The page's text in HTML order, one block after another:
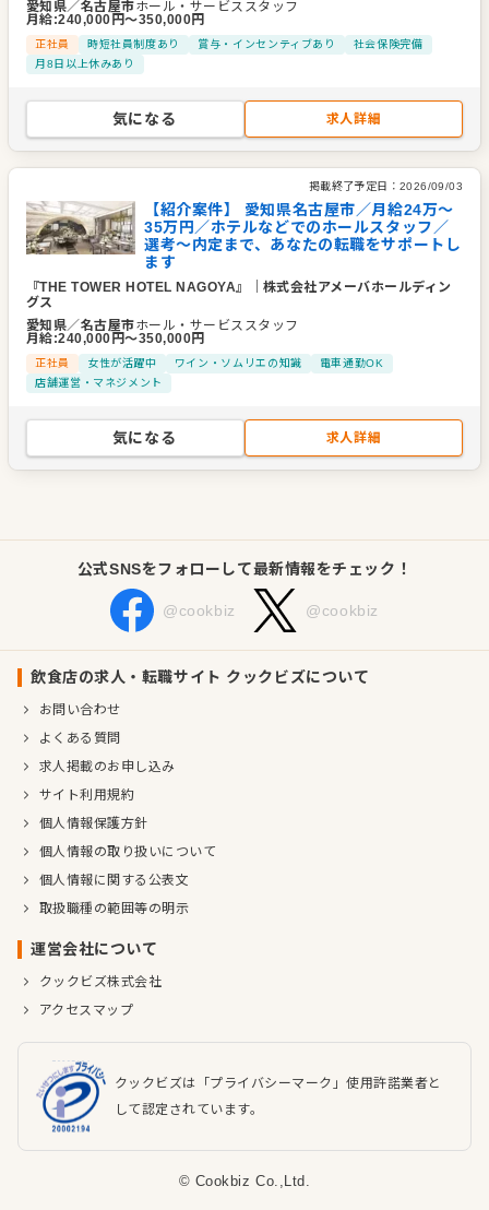
愛知県／名古屋市ホール・サービススタッフ
月給:240,000 円〜350,000円
正社員 時短社員制度あり 賞与・インセンティブあり
社会保険完備
月8日以上休みあり
気になる 求人詳細
掲載終了予定日： 2026/09/03
【紹介案件】 愛知県名古屋市／月給24万～
35万円／ホテルなどでのホールスタッフ／
選考～内定まで、あなたの転職をサポートし
ます
『THE TOWER HOTEL NAGOYA』 ｜株式会社アメーバホールディン
グス
愛知県／名古屋市ホール・サービススタッフ
月給:240,000 円〜350,000円
正社員 女性が活躍中 ワイン・ソムリエの知識
電車通勤OK
店舗運営・マネジメント
気になる 求人詳細
公式SNSをフォローして最新情報をチェック！
@cookbiz @cookbiz
飲食店の求人・転職サイト クックビズについて
お問い合わせ
よくある質問
求人掲載のお申し込み
サイト利用規約
個人情報保護方針
個人情報の取り扱いについて
個人情報に関する公表文
取扱職種の範囲等の明示
運営会社について
クックビズ株式会社
アクセスマップ
クックビズは「プライバシーマーク」使用許諾業者と
して認定されています。
© Cookbiz Co.,Ltd.